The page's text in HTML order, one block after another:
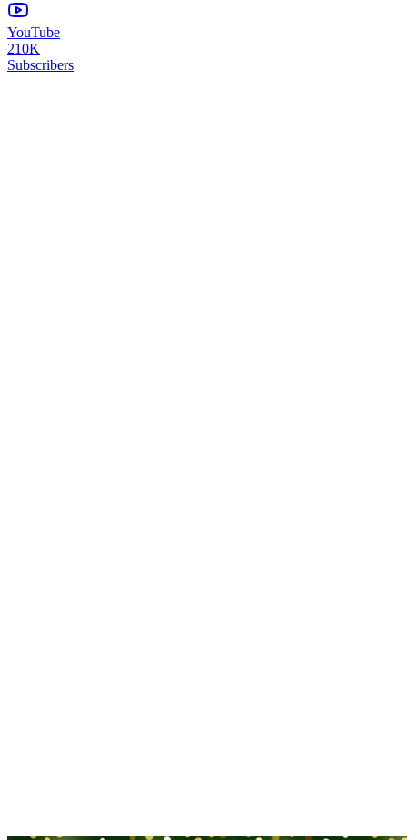
YouTube
210K
Subscribers